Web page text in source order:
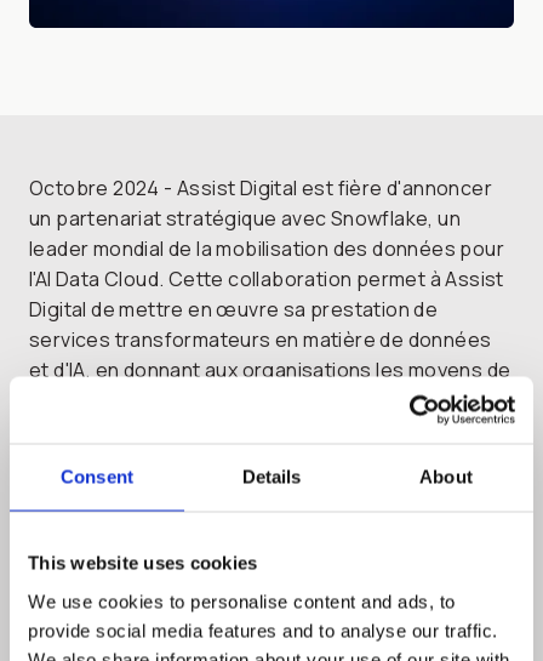
Consent Details About
This website uses cookies
We use cookies to personalise content and ads, to
provide social media features and to analyse our traffic.
Octobre 2024 - Assist Digital est fière d'annoncer
un partenariat stratégique avec Snowflake, un
leader mondial de la mobilisation des données pour
l'AI Data Cloud. Cette collaboration permet à Assist
Digital de mettre en œuvre sa prestation de
services transformateurs en matière de données
et d'IA, en donnant aux organisations les moyens de
créer de la valeur et d'atténuer les risques tout au
long de leur parcours en matière de données et
L'AI Data Cloud de Snowflake se compose de
diverses charges de travail de données, d'IA et
d'applications, ainsi que du contenu - les
ensembles de données, les modèles et les